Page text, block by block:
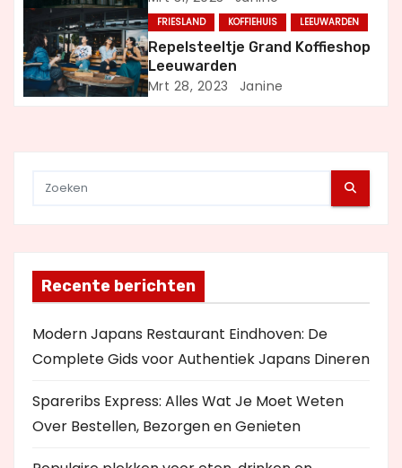
g
a
t
FRIESLAND KOFFIEHUIS LEEUWARDEN
Repelsteeltje Grand Koffieshop
Leeuwarden
Mrt 28, 2023 Janine
Recente berichten
Modern Japans Restaurant Eindhoven: De
Complete Gids voor Authentiek Japans Dineren
Spareribs Express: Alles Wat Je Moet Weten
Over Bestellen, Bezorgen en Genieten